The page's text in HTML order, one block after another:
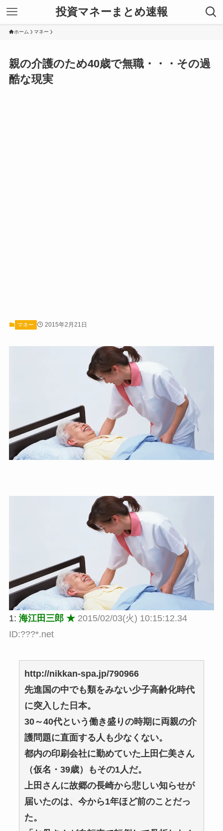
投資マネーまとめ速報
ホーム マネー
親の介護のため40歳で無職・・・その過
酷な現実
マネー 2015年2月21日
1: 海江田三郎 ★ 2015/02/03(火) 10:15:12.34
ID:???*.net
http://nikkan-spa.jp/790966
先進国の中でも類をみない少子高齢化時代
に突入した日本。
30～40代という働き盛りの時期に両親の介
護問題に直面する人も少なくない。
都内の印刷会社に勤めていた上田仁美さん
（仮名・39歳）もその1人だ。
上田さんに故郷の長崎から悲しい知らせが
届いたのは、今から1年ほど前のことだっ
た。